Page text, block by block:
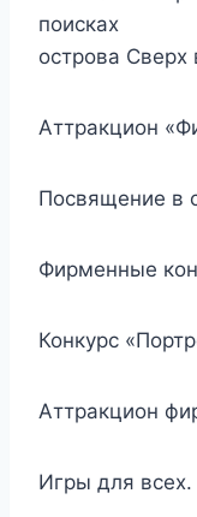
поисках
острова Сверх
Аттракцион
Посвящение в
Фирменные
Конкурс
Аттракцион
Игры для всех.